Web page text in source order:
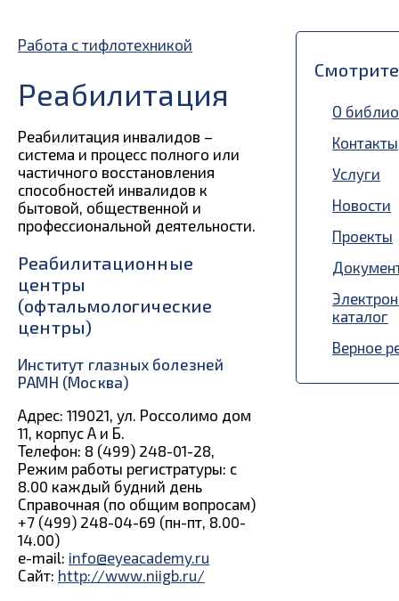
Работа с тифлотехникой
Реабилитация
Реабилитация инвалидов –
система и процесс полного или
частичного восстановления
способностей инвалидов к
бытовой, общественной и
профессиональной деятельности.
Реабилитационные
центры
(офтальмологические
центры)
Институт глазных болезней
РАМН (Москва)
Адрес: 119021, ул. Россолимо дом
11, корпус А и Б.
Телефон: 8 (499) 248-01-28,
Режим работы регистратуры: с
8.00 каждый будний день
Справочная (по общим вопросам)
+7 (499) 248-04-69 (пн-пт, 8.00-
14.00)
e-mail: info@eyeacademy.ru
Сайт: http://www.niigb.ru/
О
Контакты
Услуги
Новости
Проекты
каталог
Верное